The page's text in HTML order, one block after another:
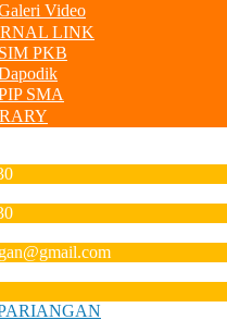
Video
LINK
SIM PKB
SMA